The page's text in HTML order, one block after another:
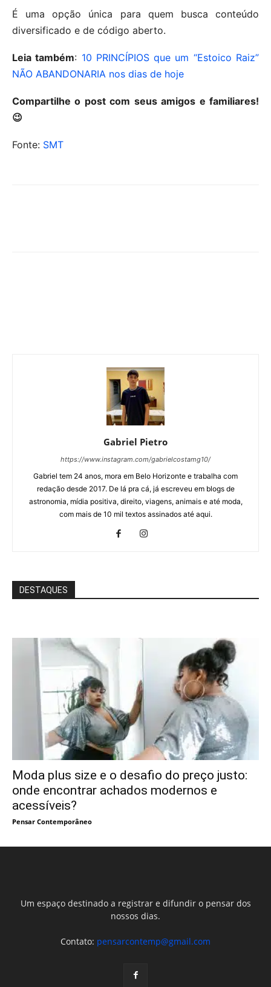
É uma opção única para quem busca conteúdo
diversificado e de código aberto.
Leia também: 10 PRINCÍPIOS que um “Estoico Raiz”
NÃO ABANDONARIA nos dias de hoje
Compartilhe o post com seus amigos e familiares!
😉
Fonte: SMT
Gabriel Pietro
https://www.instagram.com/gabrielcostamg10/
Gabriel tem 24 anos, mora em Belo Horizonte e trabalha com
redação desde 2017. De lá pra cá, já escreveu em blogs de
astronomia, mídia positiva, direito, viagens, animais e até moda,
com mais de 10 mil textos assinados até aqui.
DESTAQUES
Moda plus size e o desafio do preço justo:
onde encontrar achados modernos e
acessíveis?
Pensar Contemporâneo
Um espaço destinado a registrar e difundir o pensar dos
nossos dias.
Contato: pensarcontemp@gmail.com